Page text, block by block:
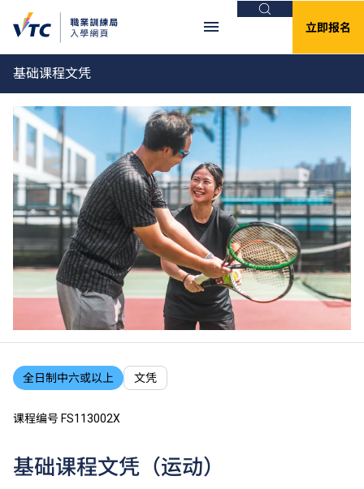
搜索
立即报名
基础课程文凭
全日制中六或以上 文凭
课程编号 FS113002X
基础课程文凭（运动）